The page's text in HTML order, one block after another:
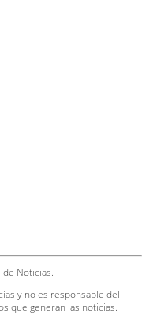
de Noticias.
y no es responsable del
que generan las noticias.